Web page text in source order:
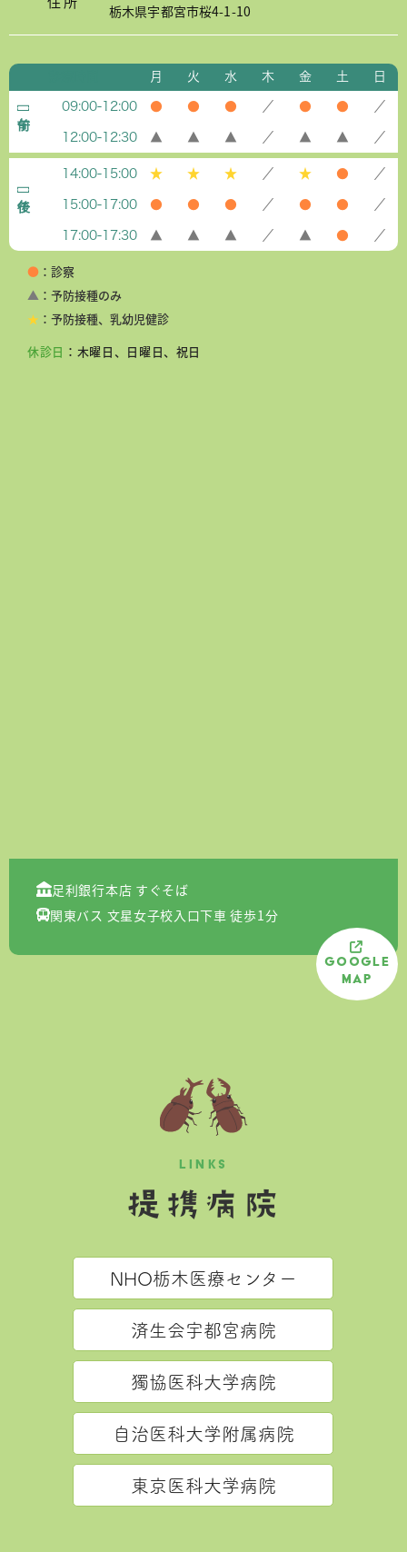
栃木県宇都宮市桜4-1-10
月 火 水 木 金 土 日
09:00-12:00 ● ● ● ／ ● ● ／
12:00-12:30 ▲ ▲ ▲ ／ ▲ ▲ ／
14:00-15:00 ★ ★ ★ ／ ★ ● ／
15:00-17:00 ● ● ● ／ ● ● ／
17:00-17:30 ▲ ▲ ▲ ／ ▲ ● ／
休診日 ：木曜日、日曜日、祝日
● ：診察
▲ ：予防接種のみ
★ ：予防接種、乳幼児健診
足利銀行本店 すぐそば
関東バス 文星女子校入口下車 徒歩1分
Google
Map
LINKS
提携病院
NHO栃木医療センター
済生会宇都宮病院
獨協医科大学病院
自治医科大学附属病院
東京医科大学病院